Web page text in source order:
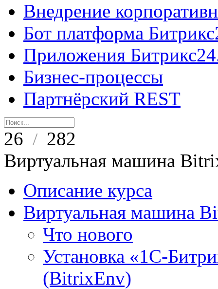
Внедрение
Бот платформа
Приложения
Бизнес-процессы
Партнёрский REST
26 / 282
Виртуальная машина
Описание курса
Виртуальная машина
Что нового
Установка «1С-
(BitrixEnv)